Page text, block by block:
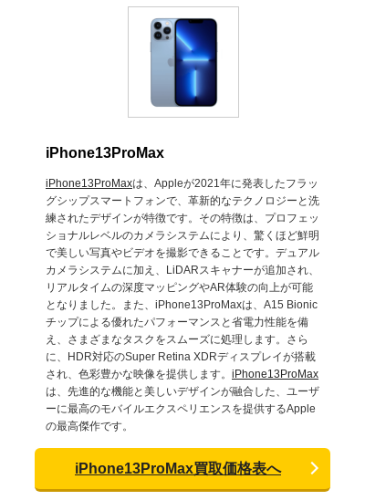
iPhone13ProMax
iPhone13ProMaxは、Appleが2021年に発表したフラッ
グシップスマートフォンで、革新的なテクノロジーと洗
練されたデザインが特徴です。その特徴は、プロフェッ
ショナルレベルのカメラシステムにより、驚くほど鮮明
で美しい写真やビデオを撮影できることです。デュアル
カメラシステムに加え、LiDARスキャナーが追加され、
リアルタイムの深度マッピングやAR体験の向上が可能
となりました。また、iPhone13ProMaxは、A15 Bionic
チップによる優れたパフォーマンスと省電力性能を備
え、さまざまなタスクをスムーズに処理します。さら
に、HDR対応のSuper Retina XDRディスプレイが搭載
され、色彩豊かな映像を提供します。 iPhone13ProMax
は、先進的な機能と美しいデザインが融合した、ユーザ
ーに最高のモバイルエクスペリエンスを提供するApple
の最高傑作です。
iPhone13ProMax買取価格表へ